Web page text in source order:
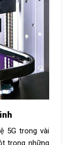
5G trong vài
trong những